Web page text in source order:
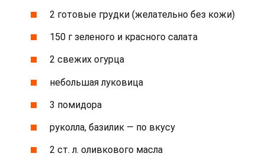
2 готовые грудки (желательно без кожи)
150 г зеленого и красного салата
2 свежих огурца
небольшая луковица
3 помидора
руколла, базилик — по вкусу
2 ст. л. оливкового масла